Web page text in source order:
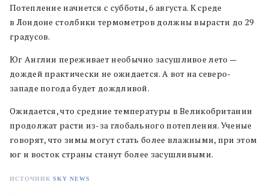
Потепление начнется с субботы, 6 августа. К среде
в Лондоне столбики термометров должны вырасти до 29
градусов.
Юг Англии переживает необычно засушливое лето —
дождей практически не ожидается. А вот на северо-
западе погода будет дождливой.
Ожидается, что средние температуры в Великобритании
продолжат расти из-за глобального потепления. Ученые
говорят, что зимы могут стать более влажными, при этом
юг и восток страны станут более засушливыми.
ИСТОЧНИК SKY NEWS